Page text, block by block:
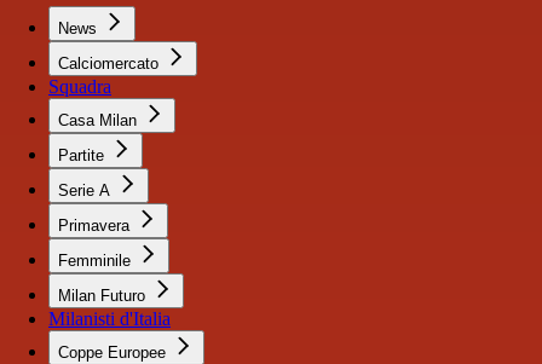
News
Calciomercato
Squadra
Casa Milan
Partite
Serie A
Primavera
Femminile
Milan Futuro
Milanisti d'Italia
Coppe Europee